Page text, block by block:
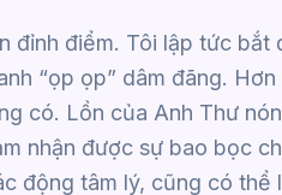
đỉnh điểm. Tôi lập tức bắt
“ọp ọp” dâm đãng. Hơn
có. Lồn của Anh Thư
nhận được sự bao bọc
động tâm lý, cũng có thể